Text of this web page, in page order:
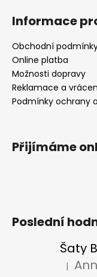
Informace
Obchodní
Online platba
Možnosti dopravy
Reklamace a
Podmínky ochrany
Přijímáme
Poslední
Šaty
|